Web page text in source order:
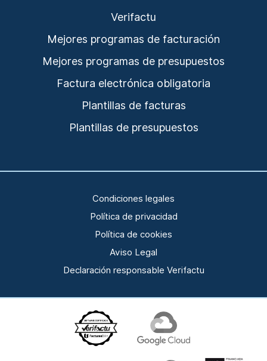
Verifactu
Mejores programas de facturación
Mejores programas de presupuestos
Factura electrónica obligatoria
Plantillas de facturas
Plantillas de presupuestos
Condiciones legales
Política de privacidad
Política de cookies
Aviso Legal
Declaración responsable Verifactu